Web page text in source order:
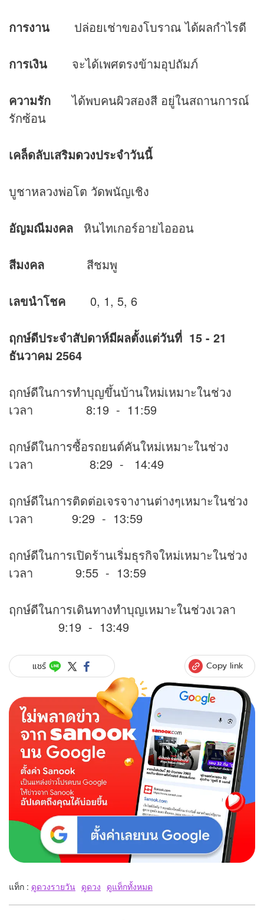
การงาน ปล่อยเช่าของโบราณ ได้ผลกำไรดี
การเงิน จะได้เพศตรงข้ามอุปถัมภ์
ความรัก ได้พบคนผิวสองสี อยู่ในสถานการณ์
รักซ้อน
เคล็ดลับเสริมดวงประจำวันนี้
บูชาหลวงพ่อโต วัดพนัญเชิง
อัญมณีมงคล หินไทเกอร์อายไอออน
สีมงคล สีชมพู
เลขนำโชค 0, 1, 5, 6
ฤกษ์ดีประจำสัปดาห์มีผลตั้งแต่วันที่ 15 - 21
ธันวาคม 2564
ฤกษ์ดีในการทำบุญขึ้นบ้านใหม่เหมาะในช่วง
เวลา 8:19 - 11:59
ฤกษ์ดีในการซื้อรถยนต์คันใหม่เหมาะในช่วง
เวลา 8:29 - 14:49
ฤกษ์ดีในการติดต่อเจรจางานต่างๆเหมาะในช่วง
เวลา 9:29 - 13:59
ฤกษ์ดีในการเปิดร้านเริ่มธุรกิจใหม่เหมาะในช่วง
เวลา 9:55 - 13:59
ฤกษ์ดีในการเดินทางทำบุญเหมาะในช่วงเวลา
9:19 - 13:49
แชร์ Copy link
แท็ก : ดูดวงรายวัน ดูดวง ดูแท็กทั้งหมด